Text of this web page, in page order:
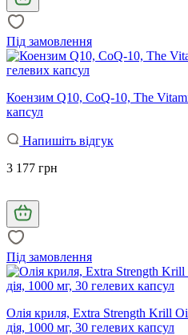
Під замовлення
Коензим Q10, CoQ-10, The
капсул
Напишіть відгук
3 177 грн
Під замовлення
Олія криля, Extra Strength Krill
дія, 1000 мг, 30 гелевих капсул